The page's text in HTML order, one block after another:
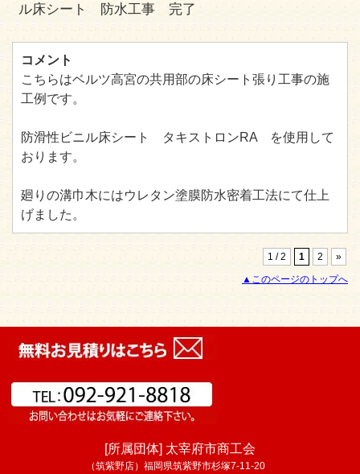
ル床シート 防水工事 完了
コメント
こちらはベルツ高宮の共用部の床シート張り工事の施
工例です。
防滑性ビニル床シート タキストロンRA を使用して
おります。
廻りの溝巾木にはウレタン塗膜防水密着工法にて仕上
げました。
1 / 2 1 2
»
▲このページのトップへ
[所属団体] 太宰府市商工会
（筑紫野店）福岡県筑紫野市杉塚7-11-20